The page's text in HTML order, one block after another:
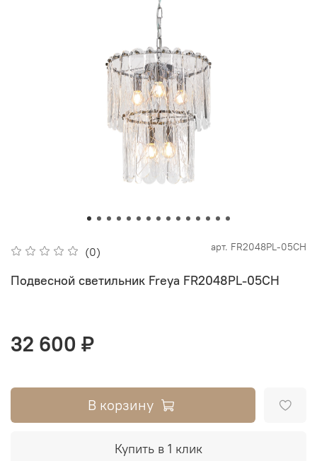
(0) арт. FR2048PL-05CH
Подвесной светильник Freya FR2048PL-05CH
32 600 ₽
В корзину
Купить в 1 клик